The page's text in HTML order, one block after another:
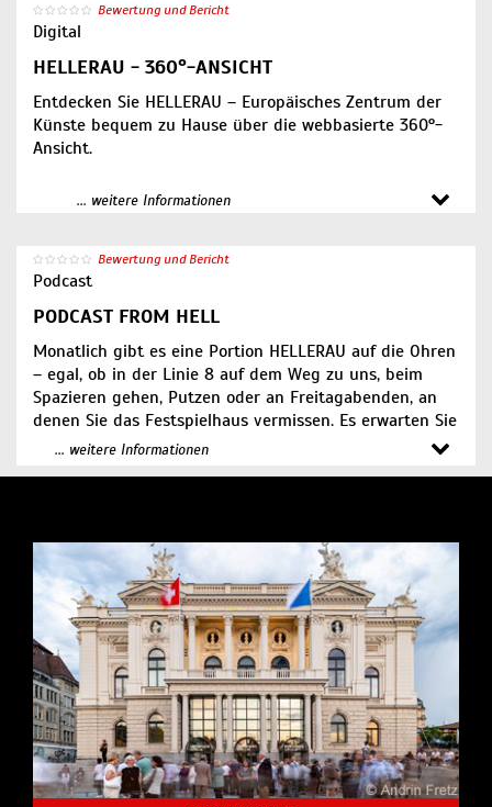
Bewertung und Bericht
Digital
HELLERAU - 360°-ANSICHT
Entdecken Sie HELLERAU – Europäisches Zentrum der
Künste bequem zu Hause über die webbasierte 360°-
Ansicht.
HELLERAU Außenansicht
HELLERAU Dalcroze-Saal
HELLERAU Nancy-Spero-Saal
... weitere Informationen
Bewertung und Bericht
Podcast
PODCAST FROM HELL
Monatlich gibt es eine Portion HELLERAU auf die Ohren
– egal, ob in der Linie 8 auf dem Weg zu uns, beim
Spazieren gehen, Putzen oder an Freitagabenden, an
denen Sie das Festspielhaus vermissen. Es erwarten Sie
spannende Interviews mit unseren Künstler:innen,
... weitere Informationen